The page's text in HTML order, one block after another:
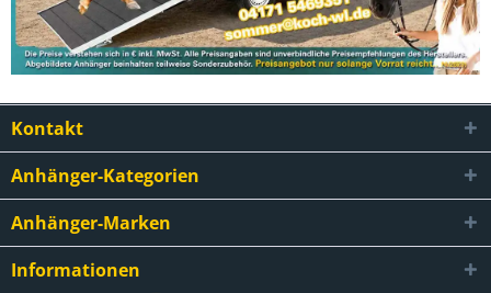
Kontakt
Anhänger-Kategorien
Anhänger-Marken
Informationen